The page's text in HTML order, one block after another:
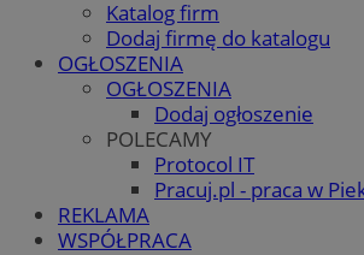
Katalog firm
Dodaj firmę do katalogu
OGŁOSZENIA
OGŁOSZENIA
Dodaj ogłoszenie
POLECAMY
Protocol IT
Pracuj.pl - praca w
REKLAMA
WSPÓŁPRACA